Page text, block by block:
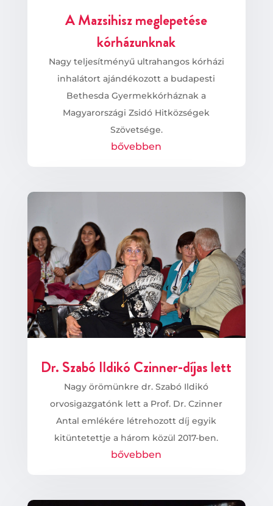
A Mazsihisz meglepetése
kórházunknak
Nagy teljesítményű ultrahangos kórházi
inhalátort ajándékozott a budapesti
Bethesda Gyermekkórháznak a
Magyarországi Zsidó Hitközségek
Szövetsége.
bővebben
Dr. Szabó Ildikó Czinner-díjas lett
Nagy örömünkre dr. Szabó Ildikó
orvosigazgatónk lett a Prof. Dr. Czinner
Antal emlékére létrehozott díj egyik
kitüntetettje a három közül 2017-ben.
bővebben